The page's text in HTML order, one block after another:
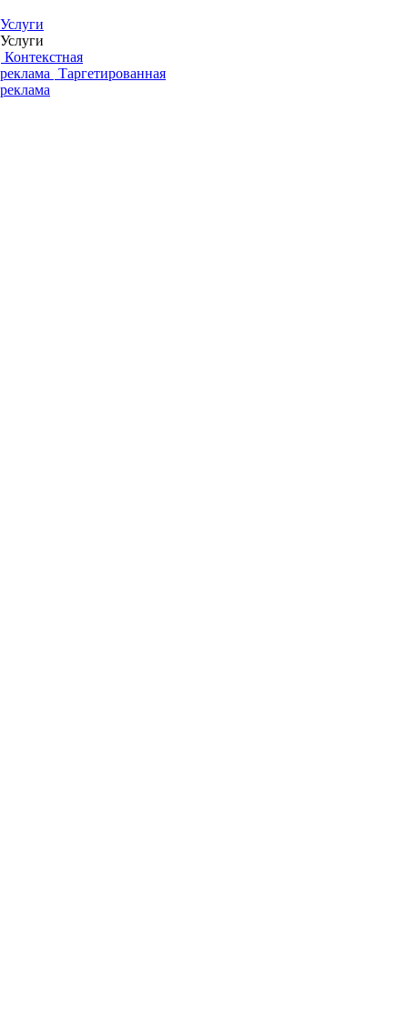
Услуги
Услуги
Контекстная
реклама Таргетированная
реклама